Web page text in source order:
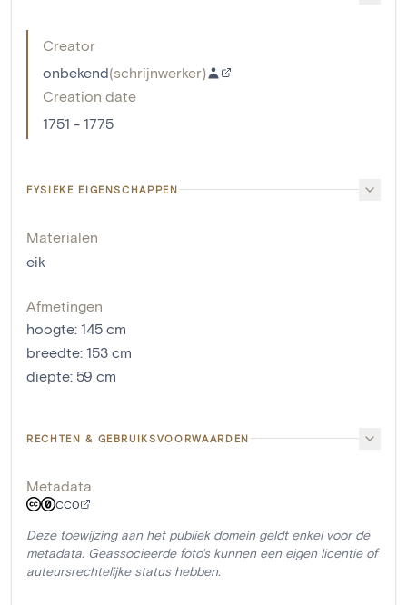
Creator
onbekend(schrijnwerker)
Creation date
1751 - 1775
FYSIEKE EIGENSCHAPPEN
Materialen
eik
Afmetingen
hoogte: 145 cm
breedte: 153 cm
diepte: 59 cm
RECHTEN & GEBRUIKSVOORWAARDEN
Metadata
CC0
Deze toewijzing aan het publiek domein geldt enkel voor de
metadata. Geassocieerde foto's kunnen een eigen licentie of
auteursrechtelijke status hebben.